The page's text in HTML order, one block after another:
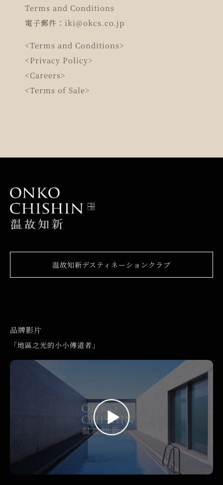
Terms and Conditions
電子郵件： iki@okcs.co.jp
<Terms and Conditions>
<Privacy Policy>
<Careers>
<Terms of Sale>
温故知新デスティネーションクラブ
品牌影片
「地區之光的小小傳道者」